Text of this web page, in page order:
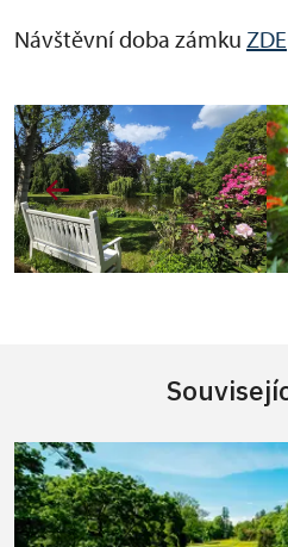
Návštěvní doba zámku ZDE